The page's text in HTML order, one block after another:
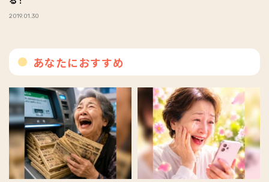
2019.01.30
あなたにおすすめ